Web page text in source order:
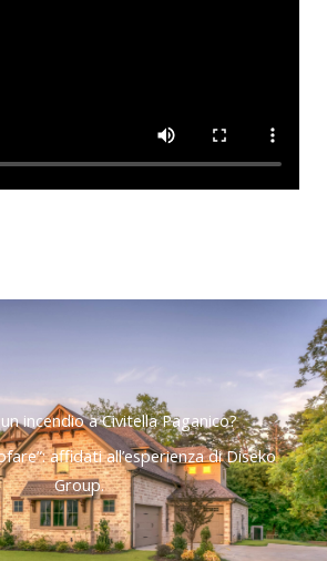
incendio a Civitella Paganico?
affidati all’esperienza di Diseko
Group.